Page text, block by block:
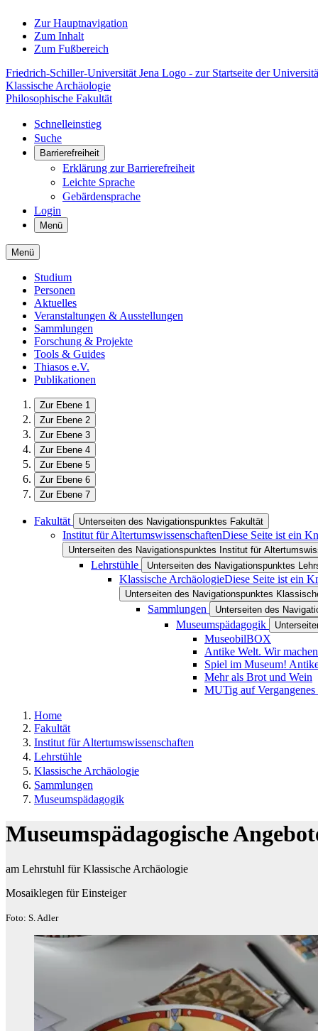
Zur Hauptnavigation
Zum Inhalt
Zum Fußbereich
Friedrich-Schiller-Universität Jena Logo - zur Startseite der
Klassische Archäologie
Philosophische Fakultät
Schnelleinstieg
Suche
Barrierefreiheit
Erklärung zur Barrierefreiheit
Leichte Sprache
Gebärdensprache
Login
Menü
Menü
Studium
Personen
Aktuelles
Veranstaltungen & Ausstellungen
Sammlungen
Forschung & Projekte
Tools & Guides
Thiasos e.V.
Publikationen
Zur Ebene 1
Zur Ebene 2
Zur Ebene 3
Zur Ebene 4
Zur Ebene 5
Zur Ebene 6
Zur Ebene 7
Fakultät Unterseiten des Navigationspunktes Fakultät
Institut für AltertumswissenschaftenDiese Seite ist ein
Unterseiten des Navigationspunktes Institut für
Lehrstühle Unterseiten des Navigationspunktes
Klassische ArchäologieDiese Seite ist ein
Unterseiten des Navigationspunktes
Sammlungen Unterseiten des
Museumspädagogik
MuseobilBOX
Antike Welt. Wir
Spiel im Museum!
Mehr als Brot und Wein
MUTig auf Vergangenes
Home
Fakultät
Institut für Altertumswissenschaften
Lehrstühle
Klassische Archäologie
Sammlungen
Museumspädagogik
Museumspädagogische
am Lehrstuhl für Klassische Archäologie
Mosaiklegen für Einsteiger
Foto: S. Adler